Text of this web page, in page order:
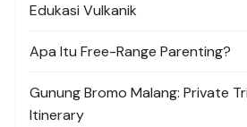
Edukasi Vulkanik
Apa Itu Free-Range Parenting?
Gunung Bromo Malang: Private
Itinerary